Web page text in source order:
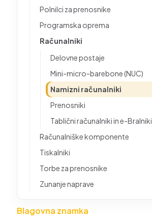
Polnilci za prenosnike
Programska oprema
Računalniki
Delovne postaje
Mini-micro-barebone (NUC)
Namizni računalniki
Prenosniki
Tablični računalniki in e-Bralniki
Računalniške komponente
Tiskalniki
Torbe za prenosnike
Zunanje naprave
Blagovna znamka